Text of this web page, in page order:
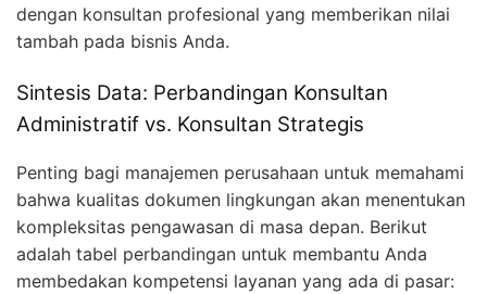
dengan konsultan profesional yang memberikan nilai
tambah pada bisnis Anda.
Sintesis Data: Perbandingan Konsultan
Administratif vs. Konsultan Strategis
Penting bagi manajemen perusahaan untuk memahami
bahwa kualitas dokumen lingkungan akan menentukan
kompleksitas pengawasan di masa depan. Berikut
adalah tabel perbandingan untuk membantu Anda
membedakan kompetensi layanan yang ada di pasar: